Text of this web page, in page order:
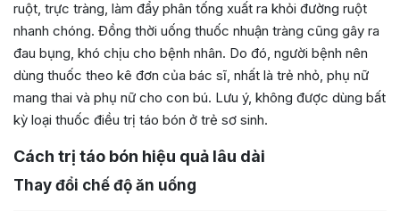
ruột, trực tràng, làm đẩy phân tống xuất ra khỏi đường ruột
nhanh chóng. Đồng thời uống thuốc nhuận tràng cũng gây ra
đau bụng, khó chịu cho bệnh nhân. Do đó, người bệnh nên
dùng thuốc theo kê đơn của bác sĩ, nhất là trẻ nhỏ, phụ nữ
mang thai và phụ nữ cho con bú. Lưu ý, không được dùng bất
kỳ loại thuốc điều trị táo bón ở trẻ sơ sinh.
Cách trị táo bón hiệu quả lâu dài
Thay đổi chế độ ăn uống